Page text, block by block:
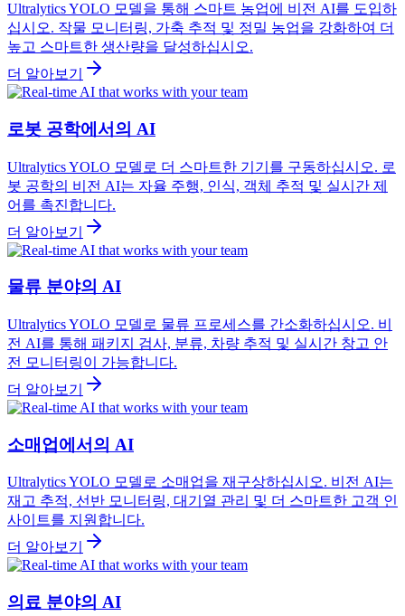
Ultralytics YOLO 모델을 통해 스마트 농업에 비전 AI를 도입하
십시오. 작물 모니터링, 가축 추적 및 정밀 농업을 강화하여 더
높고 스마트한 생산량을 달성하십시오.
더 알아보기
로봇 공학에서의 AI
Ultralytics YOLO 모델로 더 스마트한 기기를 구동하십시오. 로
봇 공학의 비전 AI는 자율 주행, 인식, 객체 추적 및 실시간 제
어를 촉진합니다.
더 알아보기
물류 분야의 AI
Ultralytics YOLO 모델로 물류 프로세스를 간소화하십시오. 비
전 AI를 통해 패키지 검사, 분류, 차량 추적 및 실시간 창고 안
전 모니터링이 가능합니다.
더 알아보기
소매업에서의 AI
Ultralytics YOLO 모델로 소매업을 재구상하십시오. 비전 AI는
재고 추적, 선반 모니터링, 대기열 관리 및 더 스마트한 고객 인
사이트를 지원합니다.
더 알아보기
의료 분야의 AI